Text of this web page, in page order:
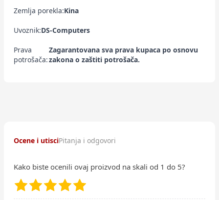
Zemlja porekla:Kina
Uvoznik:DS-Computers
Prava
potrošača:
Zagarantovana sva prava kupaca po osnovu
zakona o zaštiti potrošača.
Ocene i utisciPitanja i odgovori
Kako biste ocenili ovaj proizvod na skali od 1 do 5?